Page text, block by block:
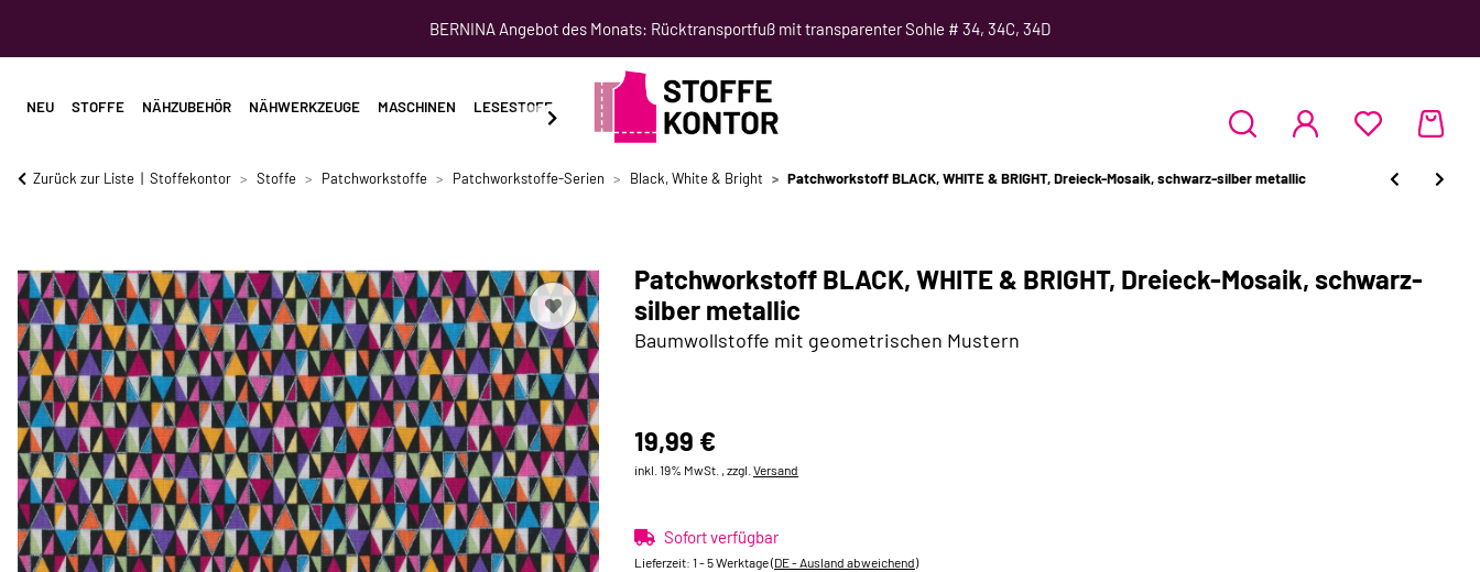
BERNINA Angebot des Monats: Rücktransportfuß mit transparenter Sohle # 34, 34C, 34D
NEU STOFFE NÄHZUBEHÖR NÄHWERKZEUGE MASCHINEN LESESTOFF SCHNITTMUSTER NÄHKURSE
Zurück zur Liste Stoffekontor Stoffe Patchworkstoffe Patchworkstoffe-Serien Black, White & Bright Patchworkstoff BLACK, WHITE & BRIGHT, Dreieck-Mosaik, schwarz-silber metallic
Patchworkstoff BLACK, WHITE & BRIGHT, Dreieck-Mosaik, schwarz-
silber metallic
Baumwollstoffe mit geometrischen Mustern
19,99 €
inkl. 19% MwSt. , zzgl. Versand
Sofort verfügbar
Lieferzeit: 1 - 5 Werktage(DE - Ausland abweichend)